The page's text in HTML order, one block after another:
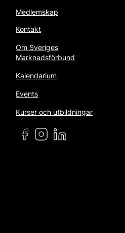
Medlemskap
Kontakt
Om Sveriges
Marknadsförbund
Kalendarium
Events
Kurser och utbildningar